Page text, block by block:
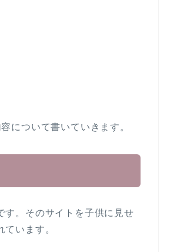
について書いていきます。
す。そのサイトを子供に見せ
います。